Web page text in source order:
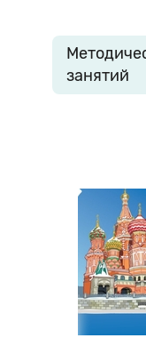
занятий